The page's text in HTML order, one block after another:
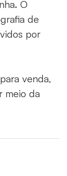
O
de
por
venda,
meio da